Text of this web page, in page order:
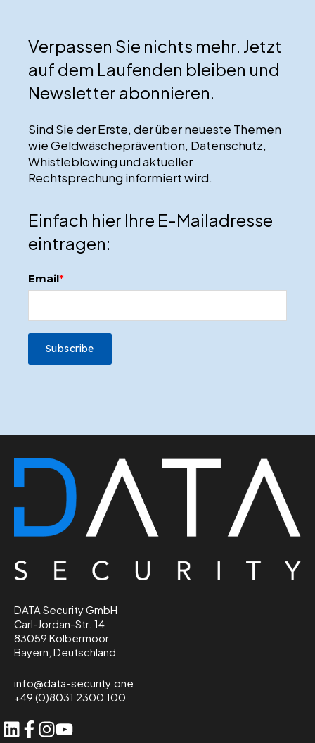
Verpassen Sie nichts mehr. Jetzt
auf dem Laufenden bleiben und
Newsletter abonnieren.
Sind Sie der Erste, der über neueste Themen
wie Geldwäscheprävention, Datenschutz,
Whistleblowing und aktueller
Rechtsprechung informiert wird.
Einfach hier Ihre E-Mailadresse
eintragen:
Email*
DATA Security GmbH
Carl-Jordan-Str. 14
83059 Kolbermoor
Bayern, Deutschland
info@data-security.one
+49 (0)8031 2300 100